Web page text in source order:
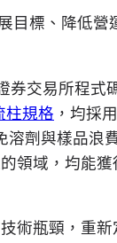
目標、降低營
交易所程式
柱規格 ，均採
劑與樣品浪
領域，均能
術瓶頸，重